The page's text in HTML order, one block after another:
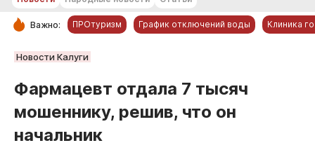
РУБРИКИ
Новости компаний
Статьи
Народные новости
Важно: ПРОтуризм График отключений воды Клиника
Новости Калуги
Фармацевт отдала 7 тысяч
мошеннику, решив, что он
начальник